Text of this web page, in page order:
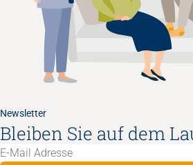
Newsletter
Bleiben Sie auf dem